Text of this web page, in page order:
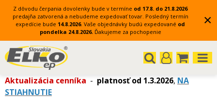
Z dôvodu čerpania dovolenky bude v termíne od 17.8. do 21.8.2026
predajňa zatvorená a nebudeme expedovať tovar. Posledný termín
expedície bude 14.8.2026. Vaše objednávky budú expedované od
pondelka 24.8.2026. Ďakujeme za pochopenie
×
Aktualizácia cenníka - platnosť od 1.3.2026, NA
STIAHNUTIE